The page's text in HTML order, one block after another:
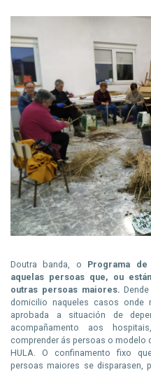
Doutra banda, o Programa de
aquelas persoas que, ou
outras persoas maiores.
domicilio naqueles casos
aprobada a situación de
acompañamento aos
comprender ás persoas o modelo
HULA. O confinamento fixo
persoas maiores se disparasen,